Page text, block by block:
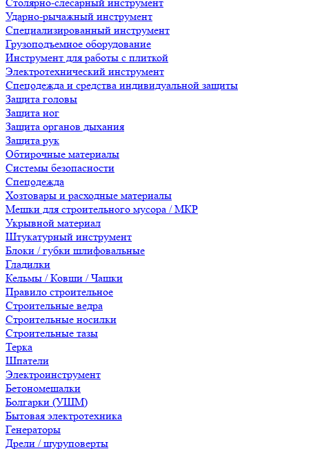
Ударно-рычажный инструмент
Специализированный инструмент
Грузоподъемное оборудование
Инструмент для работы с плиткой
Электротехнический инструмент
Спецодежда и средства индивидуальной защиты
Защита головы
Защита ног
Защита органов дыхания
Защита рук
Обтирочные материалы
Системы безопасности
Спецодежда
Хозтовары и расходные материалы
Мешки для строительного мусора / МКР
Укрывной материал
Штукатурный инструмент
Блоки / губки шлифовальные
Гладилки
Кельмы / Ковши / Чашки
Правило строительное
Строительные ведра
Строительные носилки
Строительные тазы
Терка
Шпатели
Электроинструмент
Бетономешалки
Болгарки (УШМ)
Бытовая электротехника
Генераторы
Дрели / шуруповерты